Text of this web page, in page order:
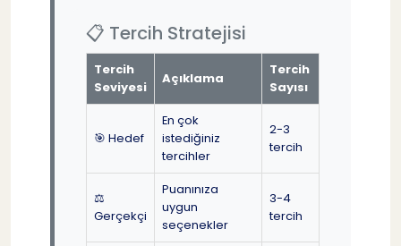
📋 Tercih Stratejisi
Tercih
Seviyesi
Açıklama
Tercih
Sayısı
🎯 Hedef
En çok
istediğiniz
tercihler
2-3
tercih
⚖️
Gerçekçi
Puanınıza
uygun
seçenekler
3-4
tercih